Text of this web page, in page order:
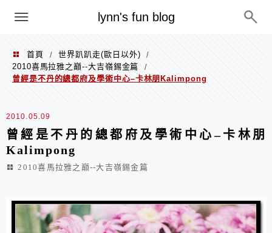
lynn's fun blog
menu
首頁 / 世界趴趴走(歐日以外)
/
2010喜馬拉雅之巔--大吉嶺錫金篇
/
曾經是不丹的總都府及學術中心–卡林朋Kalimpong
2010.05.09
曾經是不丹的總都府及學術中心–卡林朋
Kalimpong
2010喜馬拉雅之巔--大吉嶺錫金篇